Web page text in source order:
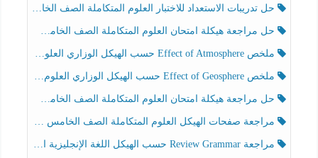
حل تدريبات الاستعداد للاختبار العلوم المتكاملة الصف الخامس عام الفصل الثالث
حل مراجعة هيكلة امتحان العلوم المتكاملة الصف الخامس انسبير الفصل الثالث
ملخص Effect of Atmosphere حسب الهيكل الوزاري العلوم المتكاملة الصف الخامس انسبير الفصل الثالث
ملخص Effect of Geosphere حسب الهيكل الوزاري العلوم المتكاملة الصف الخامس انسبير الفصل الثالث
حل مراجعة هيكلة امتحان العلوم المتكاملة الصف الخامس عام الفصل الثالث
مراجعة صفحات الهيكل العلوم المتكاملة الصف الخامس انسبير الفصل الثالث
مراجعة Review Grammar حسب الهيكل اللغة الإنجليزية الصف الخامس الفصل الثالث